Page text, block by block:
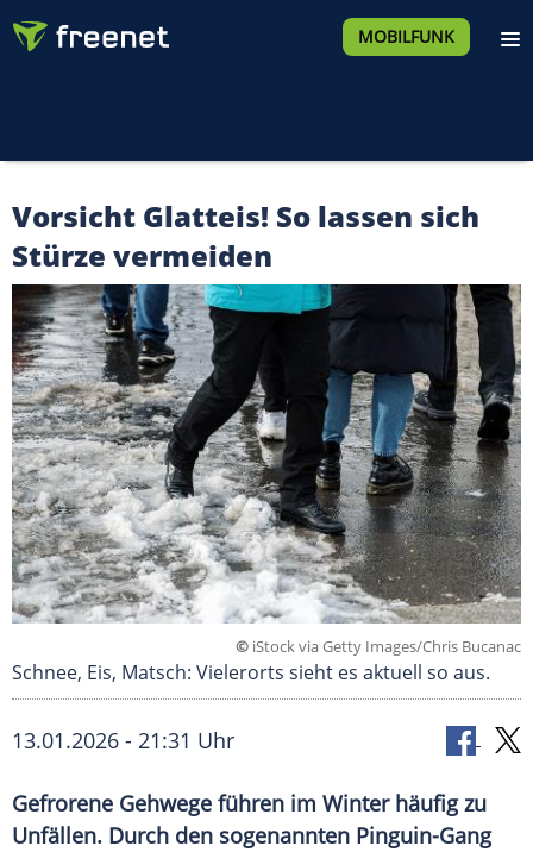
MOBILFUNK
Vorsicht Glatteis! So lassen sich
Stürze vermeiden
© iStock via Getty Images/Chris Bucanac
Schnee, Eis, Matsch: Vielerorts sieht es aktuell so aus.
13.01.2026 - 21:31 Uhr
Gefrorene Gehwege führen im Winter häufig zu
Unfällen. Durch den sogenannten Pinguin-Gang